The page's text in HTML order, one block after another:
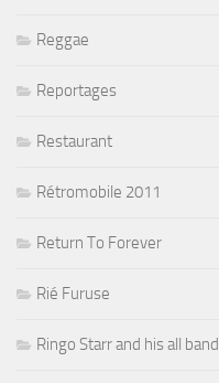
Reggae
Reportages
Restaurant
Rétromobile 2011
Return To Forever
Rié Furuse
Ringo Starr and his all band